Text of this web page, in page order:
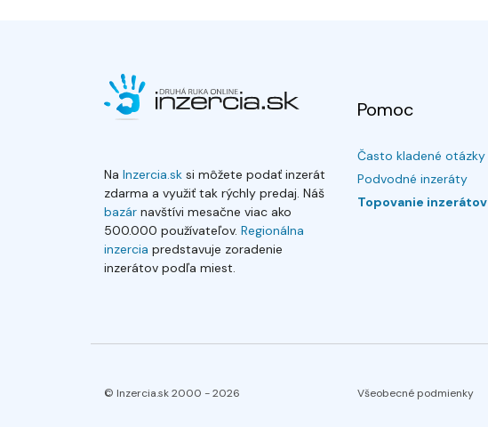
Na Inzercia.sk si môžete podať inzerát
zdarma a využiť tak rýchly predaj. Náš
bazár navštívi mesačne viac ako
500.000 používateľov. Regionálna
inzercia predstavuje zoradenie
inzerátov podľa miest.
Pomoc
Často kladené otázky
Podvodné inzeráty
Topovanie inzerátov
© Inzercia.sk 2000 -2026 Všeobecné podmienky